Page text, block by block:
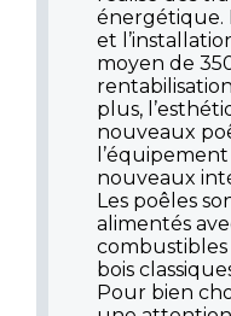
énergétique.
et
moyen de
plus,
nouveaux
nouveaux
Les poêles
alimentés
combustibles
bois
Pour bien